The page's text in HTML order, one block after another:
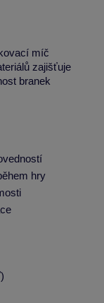
míč
zajišťuje
branek
hry